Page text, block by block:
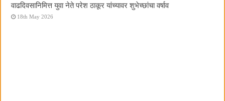
वाढदिवसानिमित्त युवा नेते परेश ठाकूर यांच्यावर शुभेच्छांचा वर्षाव
18th May 2026